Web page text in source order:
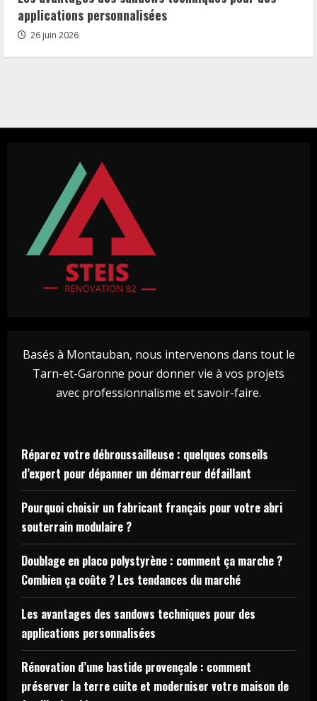
applications personnalisées
26 juin 2026
Basés à Montauban, nous intervenons dans tout le
Tarn-et-Garonne pour donner vie à vos projets
avec professionnalisme et savoir-faire.
Réparez votre débroussailleuse : quelques conseils
d’expert pour dépanner un démarreur défaillant
Pourquoi choisir un fabricant français pour votre abri
souterrain modulaire ?
Doublage en placo polystyrène : comment ça marche ?
Combien ça coûte ? Les tendances du marché
Les avantages des sandows techniques pour des
applications personnalisées
Rénovation d’une bastide provençale : comment
préserver la terre cuite et moderniser votre maison de